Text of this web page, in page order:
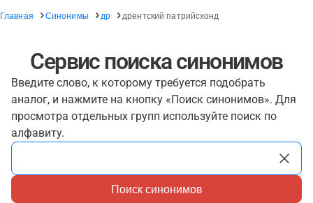
Главная Синонимы др дрентский патрийсхонд
Сервис поиска синонимов
Введите слово, к которому требуется подобрать
аналог, и нажмите на кнопку «Поиск синонимов». Для
просмотра отдельных групп используйте поиск по
алфавиту.
Поиск синонимов